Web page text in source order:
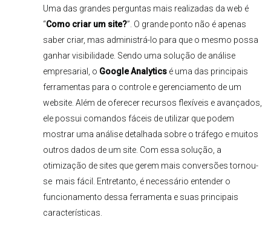
Uma das grandes perguntas mais realizadas da web é
“Como criar um site?”. O grande ponto não é apenas
saber criar, mas administrá-lo para que o mesmo possa
ganhar visibilidade. Sendo uma solução de análise
empresarial, o Google Analytics é uma das principais
ferramentas para o controle e gerenciamento de um
website. Além de oferecer recursos flexíveis e avançados,
ele possui comandos fáceis de utilizar que podem
mostrar uma análise detalhada sobre o tráfego e muitos
outros dados de um site. Com essa solução, a
otimização de sites que gerem mais conversões tornou-
se mais fácil. Entretanto, é necessário entender o
funcionamento dessa ferramenta e suas principais
características.